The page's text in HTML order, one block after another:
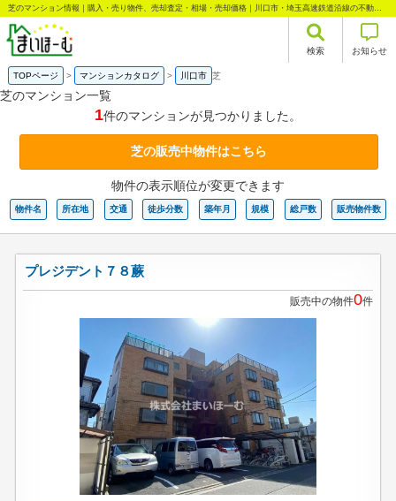
芝のマンション情報｜購入・売り物件、売却査定・相場・売却価格｜川口市・埼玉高速鉄道沿線の不動産情報なら株式会社まいほーむ
検索 お知らせ
TOPページ マンションカタログ 川口市 芝
芝のマンション一覧
1件のマンションが見つかりました。
芝の販売中物件はこちら
物件の表示順位が変更できます
物件名 所在地 交通 徒歩分数 築年月 規模 総戸数 販売物件数
プレジデント７８蕨
販売中の物件0件